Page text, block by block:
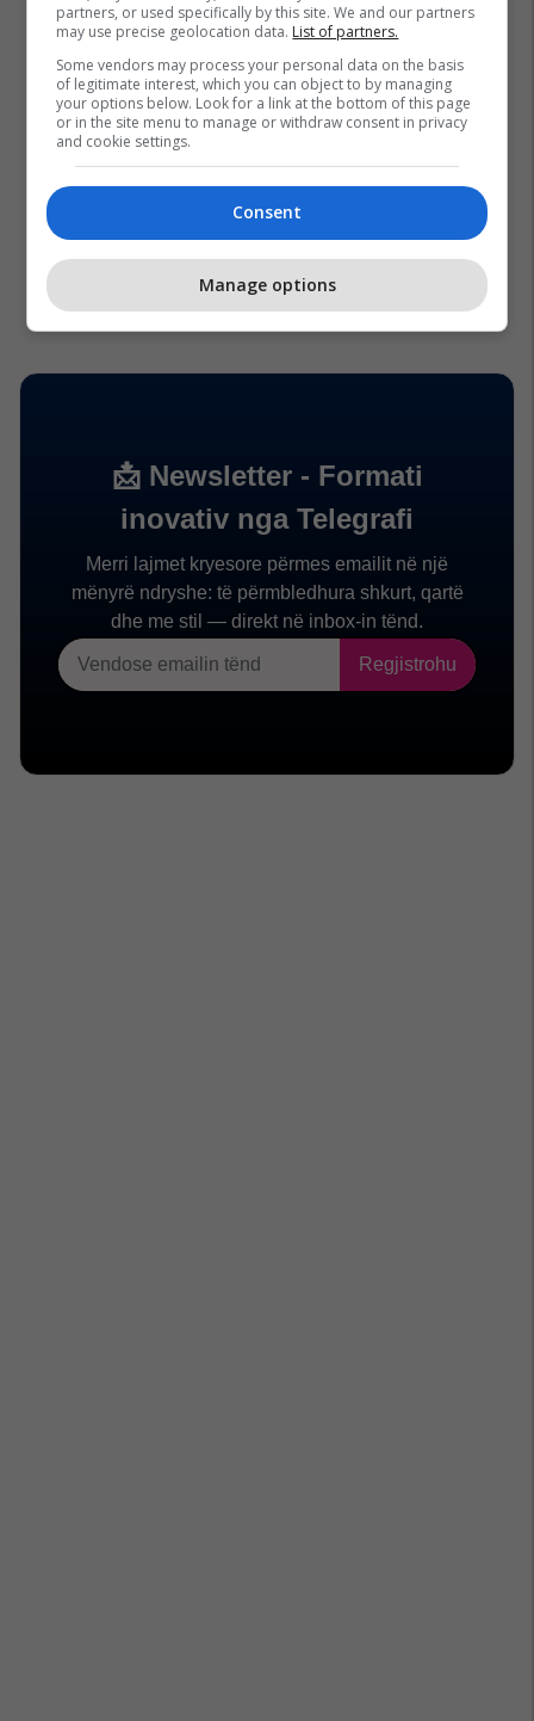
partners, or used specifically by this site. We and our partners
may use precise geolocation data. List of partners.
Some vendors may process your personal data on the basis
of legitimate interest, which you can object to by managing
your options below. Look for a link at the bottom of this page
or in the site menu to manage or withdraw consent in privacy
and cookie settings.
Consent
Manage options